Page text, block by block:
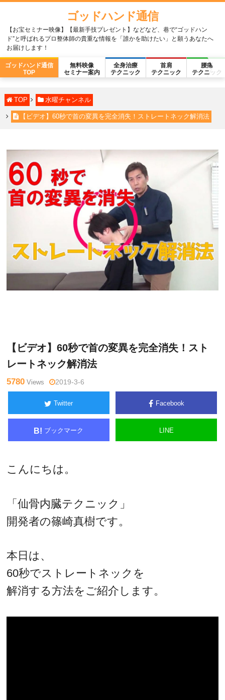
ゴッドハンド通信
【お宝セミナー映像】【最新手技プレゼント】などなど、巷で“ゴッドハン
ド”と呼ばれるプロ整体師の貴重な情報を「誰かを助けたい」と願うあなたへ
お届けします！
ゴッドハンド通信
TOP
無料映像
セミナー案内
全身治療
テクニック
首肩
テクニック
腰痛
テクニック
TOP 水曜チャンネル
【ビデオ】60秒で首の変異を完全消失！ストレートネック解消法
【ビデオ】60秒で首の変異を完全消失！スト
レートネック解消法
5780 Views 2019-3-6
Twitter Facebook
B! ブックマーク LINE
こんにちは。
「仙骨内臓テクニック」
開発者の篠崎真樹です。
本日は、
60秒でストレートネックを
解消する方法をご紹介します。